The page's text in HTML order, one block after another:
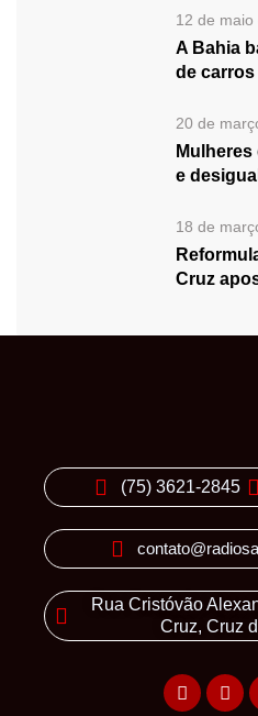
12 de maio
A Bahia
de
20 de
e
18 de
Cruz
(75) 3621-2845
Rua Cristóvão
Cruz, Cruz